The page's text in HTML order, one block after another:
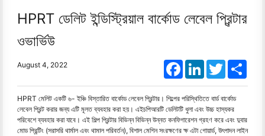
HPRT ডেলিট ইন্ডিস্ট্রিয়াল বার্কোড লেবেল প্রিন্টার
ওভার্ভিউ
August 4, 2022 FacebookLinkedInTwitter
HPRT মেলিট একটি ৬- ইঞ্চি বিস্তারিত বার্কোড লেবেল প্রিন্টার। শিল্পের পরিস্থিতিতে বার্ড বার্কোড
লেবেল প্রিন্ট করার জন্য এটি মূলত ব্যবহার করা হয়। এইচপিআরটি ডেলিটটি ধুলা এবং উচ্চ হাস্যকর
পরিবেশে ব্যবহার করা যাবে। এই শিল্প প্রিন্টার বিভিন্ন বিভিন্ন উন্নত কনফিগারেশন গ্রহণ করে এবং দুবার
মোড প্রিন্টিং (সরাসরি থার্মাল এবং থামাল পরিবর্তন), বিশাল মেশিন সংরক্ষণের ক্ষ এটা গোয়ার্ড, উৎপাদন লাইন